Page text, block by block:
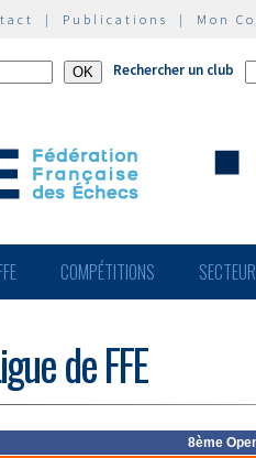
| Publications | Mon
Rechercher un club
COMPÉTITIONS
de FFE
8ème